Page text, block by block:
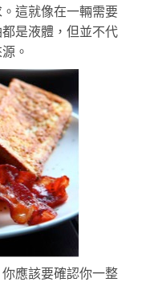
這就像在一輛需要
是液體，但並不代
。
應該要確認你一整